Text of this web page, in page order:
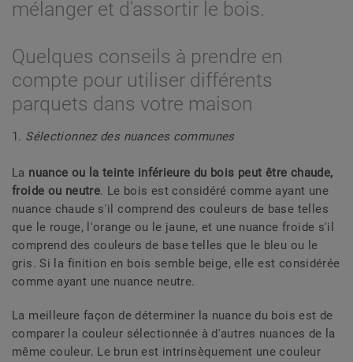
mélanger et d'assortir le bois.
Quelques conseils à prendre en
compte pour utiliser différents
parquets dans votre maison
1. Sélectionnez des nuances communes
La nuance ou la teinte inférieure du bois peut être chaude,
froide ou neutre. Le bois est considéré comme ayant une
nuance chaude s'il comprend des couleurs de base telles
que le rouge, l'orange ou le jaune, et une nuance froide s'il
comprend des couleurs de base telles que le bleu ou le
gris. Si la finition en bois semble beige, elle est considérée
comme ayant une nuance neutre.
La meilleure façon de déterminer la nuance du bois est de
comparer la couleur sélectionnée à d'autres nuances de la
même couleur. Le brun est intrinsèquement une couleur